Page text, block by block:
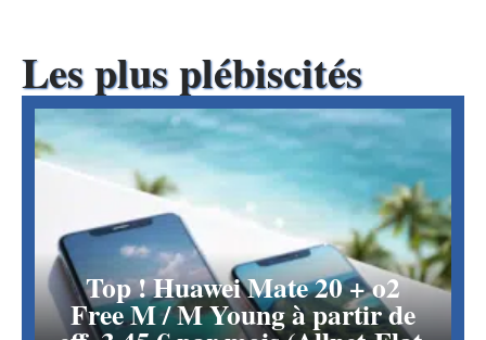
Les plus plébiscités
Top ! Huawei Mate 20 + o2
Free M / M Young à partir de